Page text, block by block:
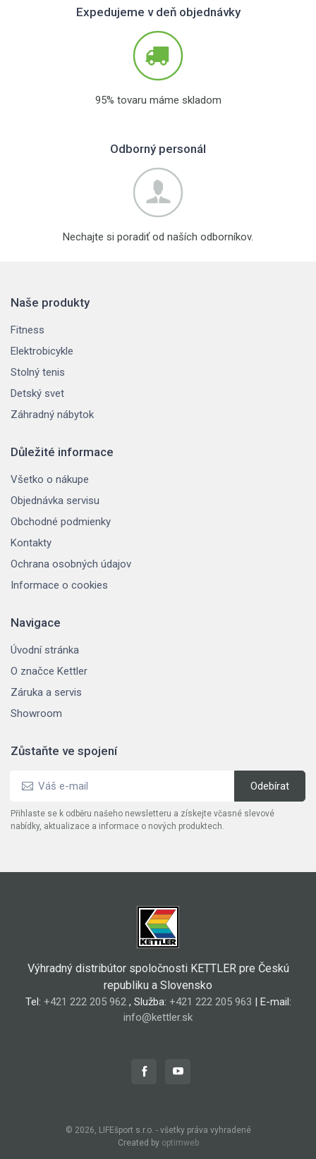
Expedujeme v deň objednávky
95% tovaru máme skladom
Odborný personál
Nechajte si poradiť od naších odborníkov.
Naše produkty
Fitness
Elektrobicykle
Stolný tenis
Detský svet
Záhradný nábytok
Důležité informace
Všetko o nákupe
Objednávka servisu
Obchodné podmienky
Kontakty
Ochrana osobných údajov
Informace o cookies
Navigace
Úvodní stránka
O značce Kettler
Záruka a servis
Showroom
Zůstaňte ve spojení
Přihlaste se k odběru našeho newsletteru a získejte včasné slevové
nabídky, aktualizace a informace o nových produktech.
Výhradný distribútor spoločnosti KETTLER pre Českú
republiku a Slovensko
Tel: +421 222 205 962, Služba: +421 222 205 963 | E-mail:
info@kettler.sk
© 2026, LIFEšport s.r.o. - všetky práva vyhradené
Created by optimweb